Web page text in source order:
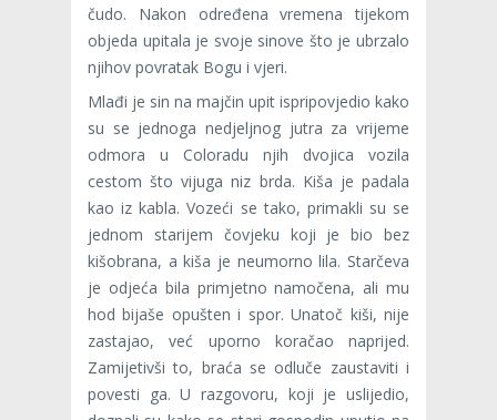
čudo. Nakon određena vremena tijekom
objeda upitala je svoje sinove što je ubrzalo
nji­hov povratak Bogu i vjeri.
Mlađi je sin na majčin upit ispripovjedio kako
su se jednoga nedjeljnog jutra za vrijeme
odmora u Coloradu njih dvojica vozila
cestom što vijuga niz brda. Kiša je padala
kao iz kabla. Vozeći se tako, primakli su se
jednom starijem čovjeku koji je bio bez
kišobrana, a kiša je neumorno lila. Starčeva
je odjeća bila primjetno namočena, ali mu
hod bijaše opušten i spor. Unatoč kiši, nije
zastajao, već uporno koračao naprijed.
Zamijetivši to, braća se odluče zaustaviti i
povesti ga. U razgovoru, koji je uslijedio,